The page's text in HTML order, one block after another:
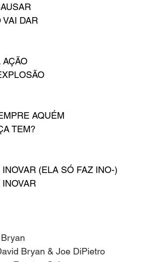
DAR
AÇÃO
AQUÉM
TEM?
(ELA SÓ FAZ INO-)
Bryan & Joe DiPietro